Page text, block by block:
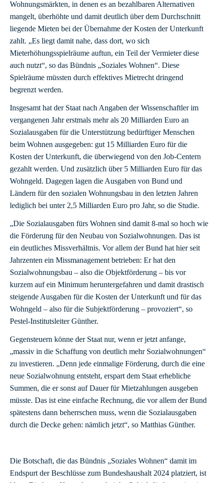
Wohnungsmärkten, in denen es an bezahlbaren Alternativen
mangelt, überhöhte und damit deutlich über dem Durchschnitt
liegende Mieten bei der Übernahme der Kosten der Unterkunft
zahlt. „Es liegt damit nahe, dass dort, wo sich
Mieterhöhungsspielräume auftun, ein Teil der Vermieter diese
auch nutzt“, so das Bündnis „Soziales Wohnen“. Diese
Spielräume müssten durch effektives Mietrecht dringend
begrenzt werden.
Insgesamt hat der Staat nach Angaben der Wissenschaftler im
vergangenen Jahr erstmals mehr als 20 Milliarden Euro an
Sozialausgaben für die Unterstützung bedürftiger Menschen
beim Wohnen ausgegeben: gut 15 Milliarden Euro für die
Kosten der Unterkunft, die überwiegend von den Job-Centern
gezahlt werden. Und zusätzlich über 5 Milliarden Euro für das
Wohngeld. Dagegen lagen die Ausgaben von Bund und
Ländern für den sozialen Wohnungsbau in den letzten Jahren
lediglich bei unter 2,5 Milliarden Euro pro Jahr, so die Studie.
„Die Sozialausgaben fürs Wohnen sind damit 8-mal so hoch wie
die Förderung für den Neubau von Sozialwohnungen. Das ist
ein deutliches Missverhältnis. Vor allem der Bund hat hier seit
Jahrzenten ein Missmanagement betrieben: Er hat den
Sozialwohnungsbau – also die Objektförderung – bis vor
kurzem auf ein Minimum heruntergefahren und damit drastisch
steigende Ausgaben für die Kosten der Unterkunft und für das
Wohngeld – also für die Subjektförderung – provoziert“, so
Pestel-Institutsleiter Günther.
Gegensteuern könne der Staat nur, wenn er jetzt anfange,
„massiv in die Schaffung von deutlich mehr Sozialwohnungen“
zu investieren. „Denn jede einmalige Förderung, durch die eine
neue Sozialwohnung entsteht, erspart dem Staat erhebliche
Summen, die er sonst auf Dauer für Mietzahlungen ausgeben
müsste. Das ist eine einfache Rechnung, die vor allem der Bund
spätestens dann beherrschen muss, wenn die Sozialausgaben
durch die Decke gehen: nämlich jetzt“, so Matthias Günther.
Die Botschaft, die das Bündnis „Soziales Wohnen“ damit im
Endspurt der Beschlüsse zum Bundeshaushalt 2024 platziert, ist